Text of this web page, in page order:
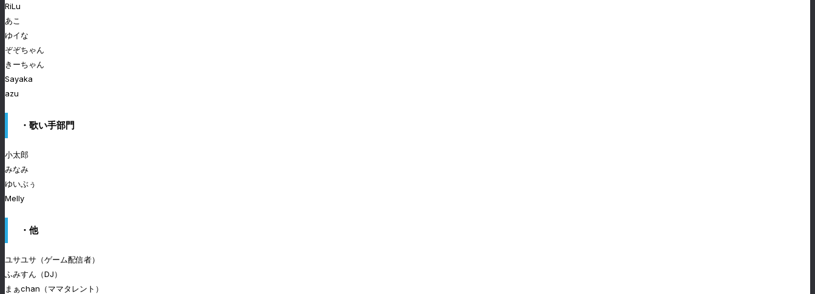
RiLu
あこ
ゆイな
ぞぞちゃん
きーちゃん
Sayaka
azu
・歌い手部門
小太郎
みなみ
ゆいぶぅ
Melly
・他
ユサユサ（ゲーム配信者）
ふみすん（DJ）
まぁchan（ママタレント）